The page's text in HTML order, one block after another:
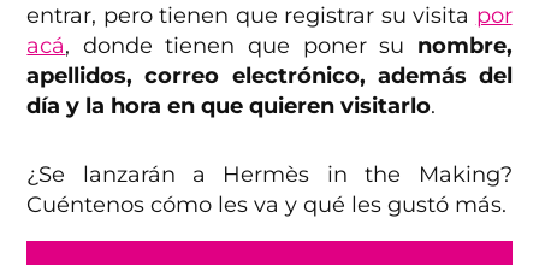
entrar, pero tienen que registrar su visita por
acá, donde tienen que poner su nombre,
apellidos, correo electrónico, además del
día y la hora en que quieren visitarlo.
¿Se lanzarán a Hermès in the Making?
Cuéntenos cómo les va y qué les gustó más.